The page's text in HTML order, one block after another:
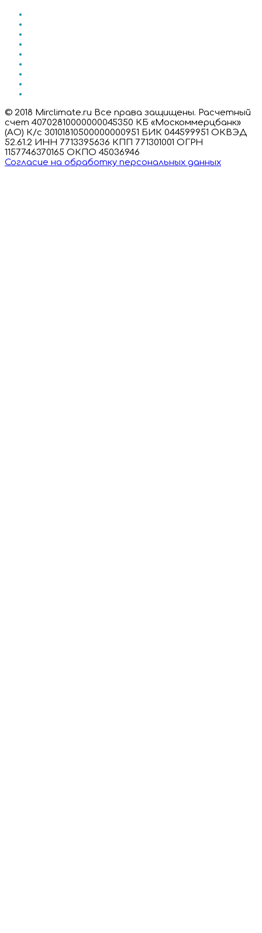
© 2018 Mirclimate.ru Все права защищены. Расчетный
счет 40702810000000045350 КБ «Москоммерцбанк»
(АО) К/с 30101810500000000951 БИК 044599951 ОКВЭД
52.61.2 ИНН 7713395636 КПП 771301001 ОГРН
1157746370165 ОКПО 45036946
Согласие на обработку персональных данных